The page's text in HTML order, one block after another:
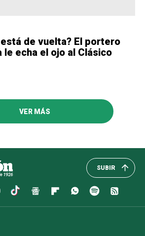
de vuelta? El portero
le echa el ojo al Clásico
VER MÁS
SUBIR